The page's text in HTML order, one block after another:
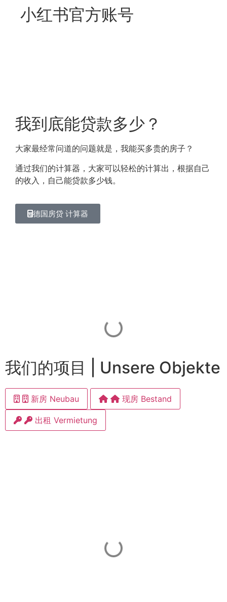
小红书官方账号
我到底能贷款多少？
大家最经常问道的问题就是，我能买多贵的房子？
通过我们的计算器，大家可以轻松的计算出，根据自己
的收入，自己能贷款多少钱。
德国房贷 计算器
我们的项目 | Unsere Objekte
新房 Neubau 现房 Bestand
出租 Vermietung